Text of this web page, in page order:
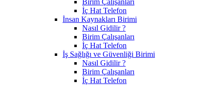
İç Hat Telefon
İnsan Kaynakları Birimi
Nasıl Gidilir ?
Birim Çalışanları
İç Hat Telefon
İş Sağlığı ve Güvenliği Birimi
Nasıl Gidilir ?
Birim Çalışanları
İç Hat Telefon